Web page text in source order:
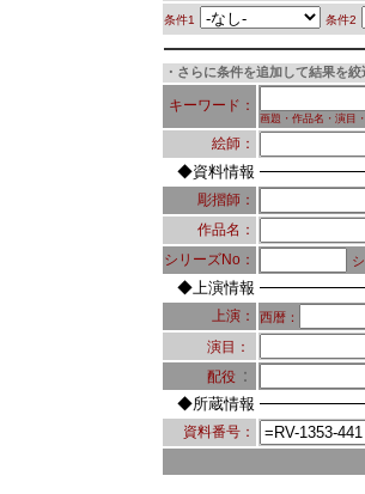
条件1 条件2
・さらに条件を追加して結果を絞
キーワード：
画題・作品名・演目
絵師：
◆資料情報
彫摺師：
作品名：
シリーズNo：
◆上演情報
上演： 西暦：
演目：
配役 ：
◆所蔵情報
資料番号：